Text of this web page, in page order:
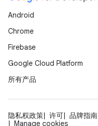
Android
Chrome
Firebase
Google Cloud Platform
所有产品
隐私权政策 许可 品牌指南
Manage cookies